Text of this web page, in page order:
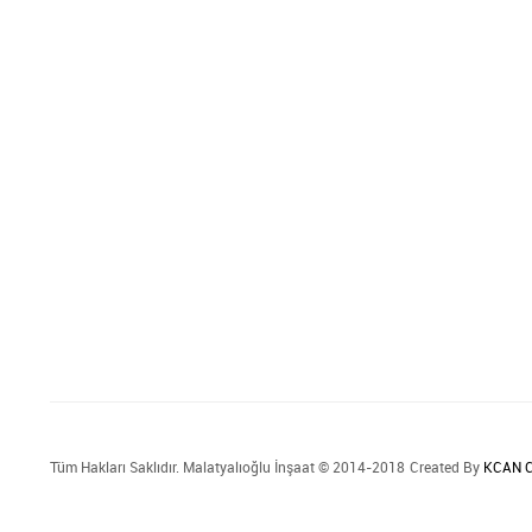
Tüm Hakları Saklıdır. Malatyalıoğlu İnşaat © 2014-2018 Created By KCAN